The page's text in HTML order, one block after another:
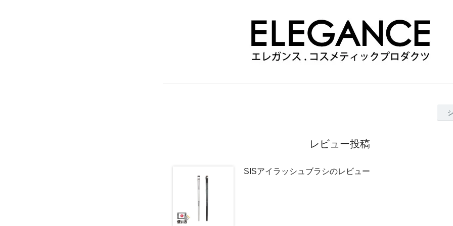
レビュー投稿
SISアイラッシュブラシのレビュー